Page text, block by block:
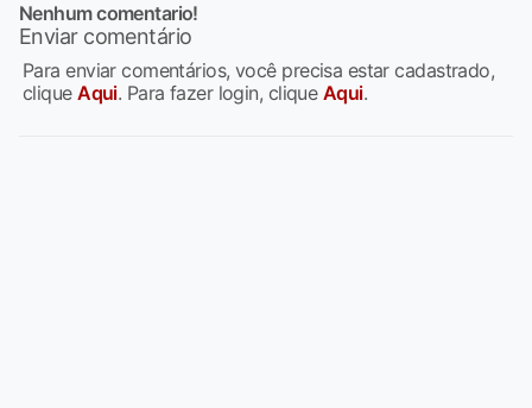
Nenhum comentario!
Enviar comentário
Para enviar comentários, você precisa estar cadastrado,
cliqueAqui. Para fazer login, clique Aqui.